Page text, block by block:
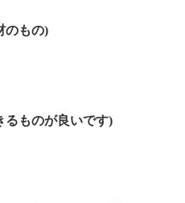
のもの)
るものが良いです)